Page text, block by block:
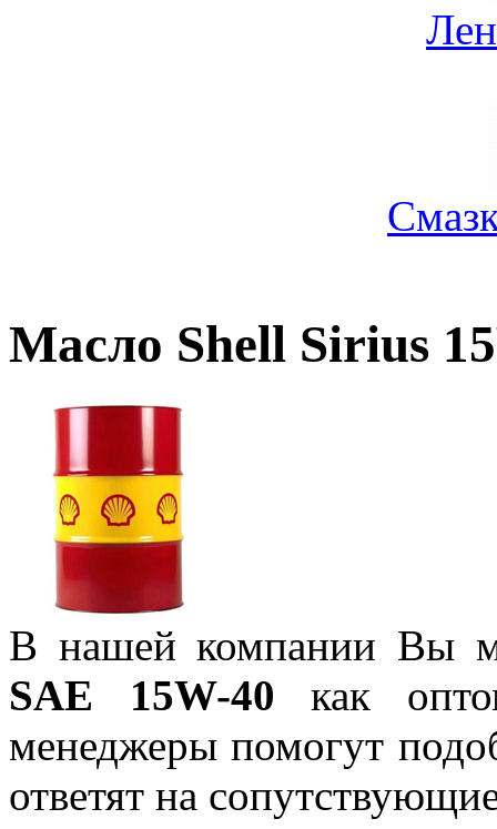
Масло Shell Sirius
В нашей компании Вы
SAE 15W-40 как
менеджеры помогут
ответят на